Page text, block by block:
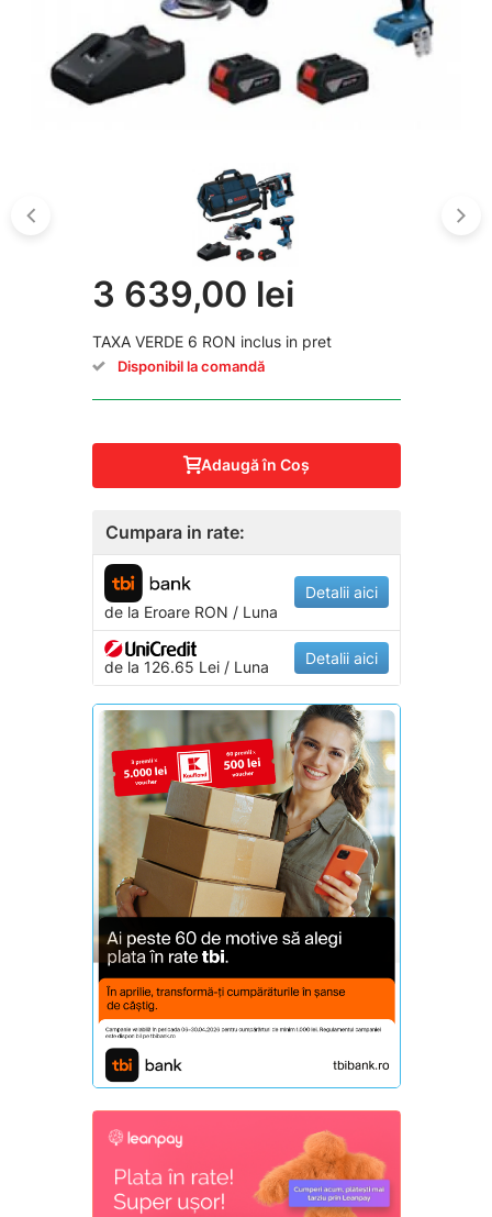
3 639,00 lei
TAXA VERDE 6 RON inclus in pret
Disponibil la comandă
Adaugă în Coş
Cumpara in rate:
de la EroareRON / Luna
Detalii aici
de la 126.65 Lei / Luna Detalii aici